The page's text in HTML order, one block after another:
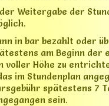
Weitergabe der
in bar bezahlt oder
am Beginn der
voller Höhe zu
im Stundenplan
spätestens 7
sein.